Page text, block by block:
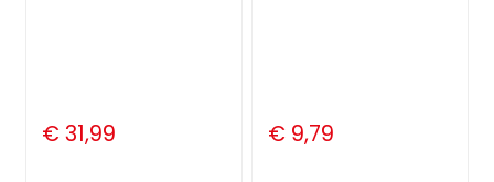
€ 31,99 € 9,79